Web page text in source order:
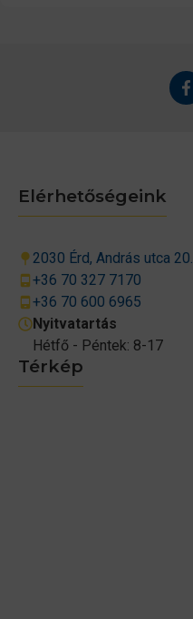
Térkép
Elérhetőségeink
2030 Érd, András utca 20.
+36 70 327 7170
+36 70 600 6965
Nyitvatartás
Hétfő - Péntek: 8-17